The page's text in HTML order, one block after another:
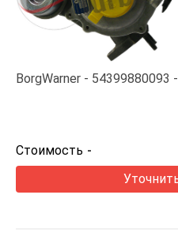
BorgWarner 54399880093
Стоимость -